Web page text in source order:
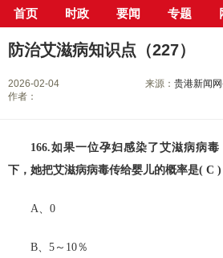
首页 时政 要闻 专题
当前位置： 首页> 新闻中心> 行业> 正文
防治艾滋病知识点（227）
2026-02-04 来源：贵港新闻
作者：
166.如果一位孕妇感染了艾滋病病
下，她把艾滋病病毒传给婴儿的概率是( C )
A、0
B、5～10％